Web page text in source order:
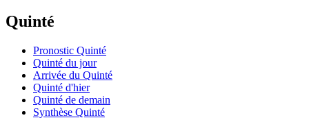
Quinté
Pronostic Quinté
Quinté du jour
Arrivée du Quinté
Quinté d'hier
Quinté de demain
Synthèse Quinté